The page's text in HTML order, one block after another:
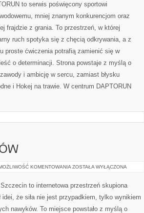
INNE
MIESZANE
to serwis poświęcony sportowi
mniej znanym konkurencjom oraz
frajdzie z grania. To przestrzeń, w której
ruch spotyka się z chęcią odkrywania, a z
proste ćwiczenia potrafią zamienić się w
o determinacji. Strona powstaje z myślą o
i ambicję w sercu, zamiast błysku
i Hokej na trawie. W centrum DAPTORUN
KOMENTOWANIA SZCZECINEK
ZOSTAŁA WYŁĄCZONA
to internetowa przestrzeń skupiona
idei, że siła nie jest przypadkiem, tylko wynikiem
nawyków. To miejsce powstało z myślą o